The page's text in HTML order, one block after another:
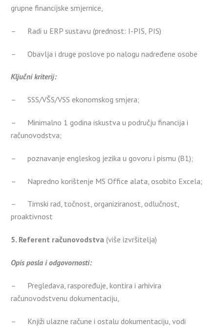
grupne financijske smjernice,
– Radi u ERP sustavu (prednost: I-PIS, PIS)
– Obavlja i druge poslove po nalogu nadređene osobe
Ključni kriterij:
– SSS/VŠS/VSS ekonomskog smjera;
– Minimalno 1 godina iskustva u području financija i
računovodstva;
– poznavanje engleskog jezika u govoru i pismu (B1);
– Napredno korištenje MS Office alata, osobito Excela;
– Timski rad, točnost, organiziranost, odlučnost,
proaktivnost
5. Referent računovodstva(više izvršitelja)
Opis posla i odgovornosti:
– Pregledava, raspoređuje, kontira i arhivira
računovodstvenu dokumentaciju,
– Knjiži ulazne račune i ostalu dokumentaciju, vodi